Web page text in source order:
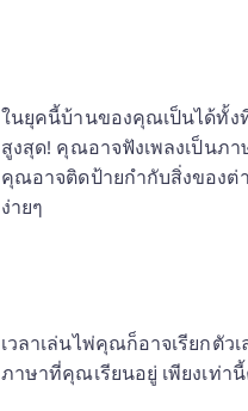
ในยุคนี้บ้านของคุณเป็นได้ทั้ง
สูงสุด! คุณอาจฟังเพลงเป็นภ
คุณอาจติดป้ายกำกับสิ่งของต่
ง่ายๆ
เวลาเล่นไพ่คุณก็อาจเรียกตั
ภาษาที่คุณเรียนอยู่ เพียงเท่า